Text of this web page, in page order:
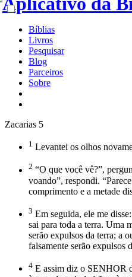
Bíblias
Livros
Pesquisar
Blog
Parceiros
Sobre
Zacarias 5
1 Levantei os olhos
2 “O que você vê?”,
voando”, respondi.
comprimento e a metade
3 Em seguida, ele me
sai para toda a terra. Uma
serão expulsos da terra; a
falsamente serão expulsos
4 E assim diz o SENHOR